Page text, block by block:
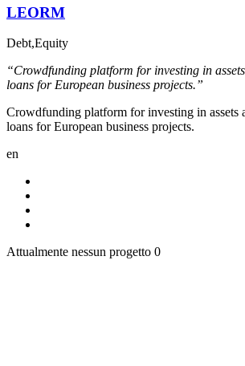
LEORM
Debt,Equity
“Crowdfunding platform for investing in
loans for European business projects.”
Crowdfunding platform for investing in assets
loans for European business projects.
en
Attualmente nessun progetto 0